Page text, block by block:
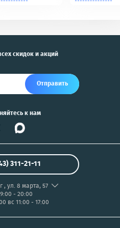
скидок и акций
Отправить
к нам
311-21-11
, ул. 8 марта, 57
- 20:00
вс 11:00 - 17:00